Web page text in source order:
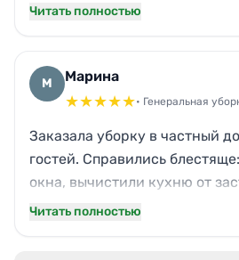
нюанс: приехали минут на
При этом остальное сделано
гарантии не оставляют.
Читать полностью
М Марина
★★★★★• Генеральная
Заказала уборку в частный
гостей. Справились
окна, вычистили кухню от
натёрли мебель. Даже кафель
Читать полностью